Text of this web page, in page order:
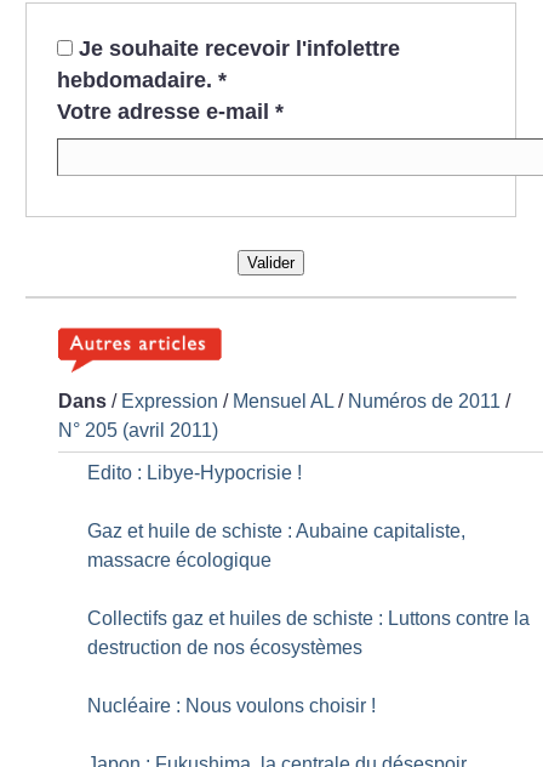
Je souhaite recevoir l'infolettre
hebdomadaire. *
Votre adresse e-mail *
Valider
Dans / Expression / Mensuel AL / Numéros de 2011 /
N° 205 (avril 2011)
Edito : Libye-Hypocrisie !
Gaz et huile de schiste : Aubaine capitaliste,
massacre écologique
Collectifs gaz et huiles de schiste : Luttons contre la
destruction de nos écosystèmes
Nucléaire : Nous voulons choisir !